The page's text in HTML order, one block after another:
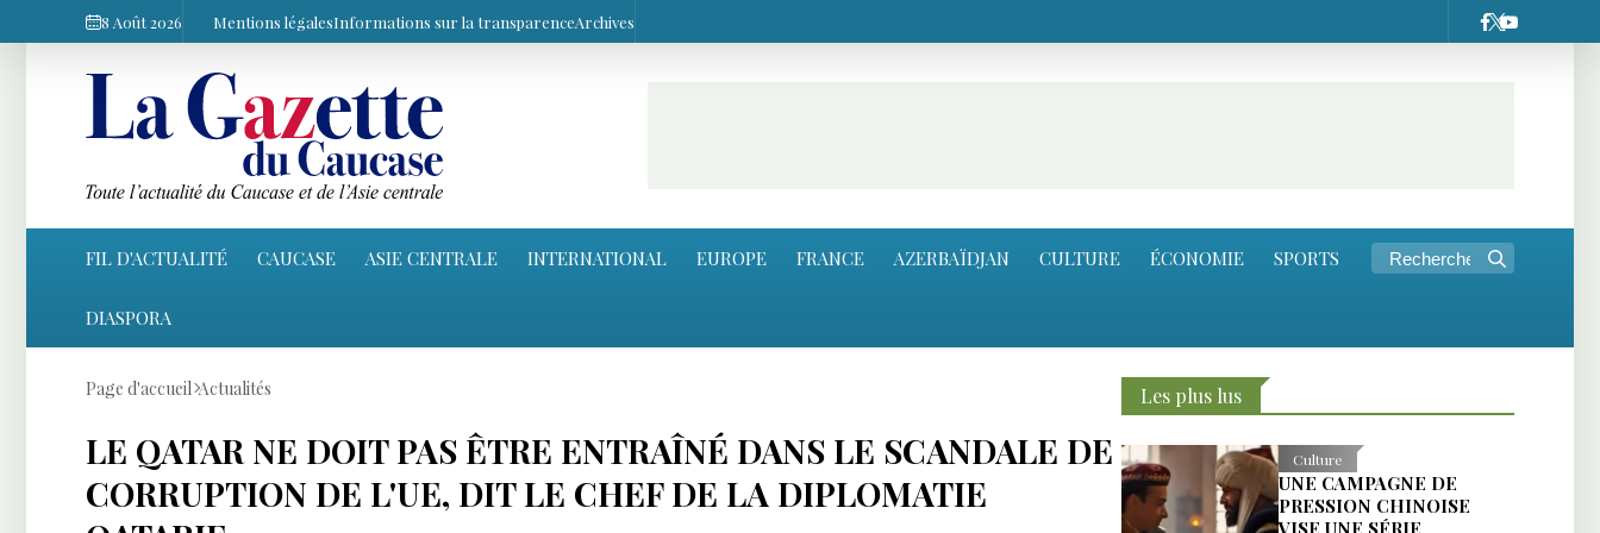
8 Août 2026 Mentions légalesInformations sur la transparenceArchives
FIL D'ACTUALITÉ CAUCASE ASIE CENTRALE INTERNATIONAL EUROPE FRANCE AZERBAÏDJAN CULTURE ÉCONOMIE SPORTS
DIASPORA
Page d'accueil Actualités
LE QATAR NE DOIT PAS ÊTRE ENTRAÎNÉ DANS LE SCANDALE DE
CORRUPTION DE L'UE, DIT LE CHEF DE LA DIPLOMATIE
Les plus lus
Culture
UNE CAMPAGNE DE
PRESSION CHINOISE